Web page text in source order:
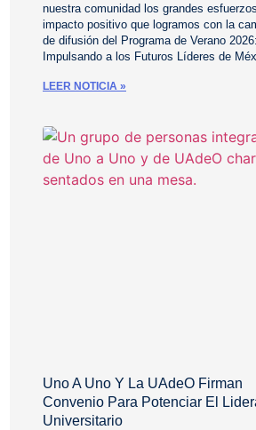
nuestra comunidad los grandes
impacto positivo que logramos con la
de difusión del Programa de Verano 2026:
Impulsando a los Futuros Líderes de
LEER NOTICIA »
Uno A Uno Y La UAdeO Firman
Convenio Para Potenciar El
Universitario